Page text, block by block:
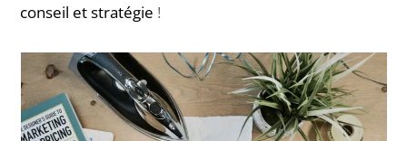
conseil et stratégie !